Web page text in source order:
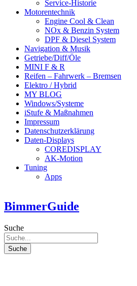
Service-Historie
Motorentechnik
Engine Cool & Clean
NOx & Benzin System
DPF & Diesel System
Navigation & Musik
Getriebe/Diff/Öle
MINI F & R
Reifen – Fahrwerk – Bremsen
Elektro / Hybrid
MY BLOG
Windows/Systeme
iStufe & Maßnahmen
Impressum
Datenschutzerklärung
Daten-Displays
COREDISPLAY
AK-Motion
Tuning
Apps
BimmerGuide
Suche
Suche